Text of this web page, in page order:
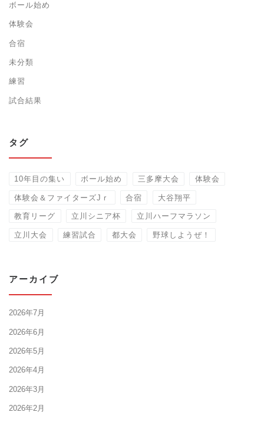
ボール始め
体験会
合宿
未分類
練習
試合結果
タグ
10年目の集い ボール始め 三多摩大会 体験会
体験会＆ファイターズJｒ 合宿 大谷翔平
教育リーグ 立川シニア杯 立川ハーフマラソン
立川大会 練習試合 都大会 野球しようぜ！
アーカイブ
2026年7月
2026年6月
2026年5月
2026年4月
2026年3月
2026年2月